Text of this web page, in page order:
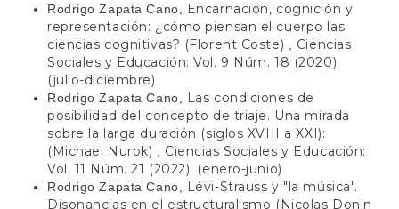
Rodrigo Zapata Cano, Encarnación, cognición y
representación: ¿cómo piensan el cuerpo las
ciencias cognitivas? (Florent Coste) , Ciencias
Sociales y Educación: Vol. 9 Núm. 18 (2020):
(julio-diciembre)
Rodrigo Zapata Cano, Las condiciones de
posibilidad del concepto de triaje. Una mirada
sobre la larga duración (siglos XVIII a XXI):
(Michael Nurok) , Ciencias Sociales y Educación:
Vol. 11 Núm. 21 (2022): (enero-junio)
Rodrigo Zapata Cano, Lévi-Strauss y "la música".
Disonancias en el estructuralismo (Nicolas Donin